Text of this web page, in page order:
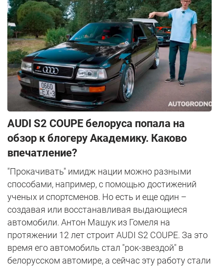
AUDI S2 COUPE белоруса попала на
обзор к блогеру Академику. Каково
впечатление?
"Прокачивать" имидж нации можно разными
способами, например, с помощью достижений
ученых и спортсменов. Но есть и еще один –
создавая или восстанавливая выдающиеся
автомобили. Антон Машук из Гомеля на
протяжении 12 лет строит AUDI S2 COUPE. За это
время его автомобиль стал "рок-звездой" в
белорусском автомире, а сейчас эту работу стали